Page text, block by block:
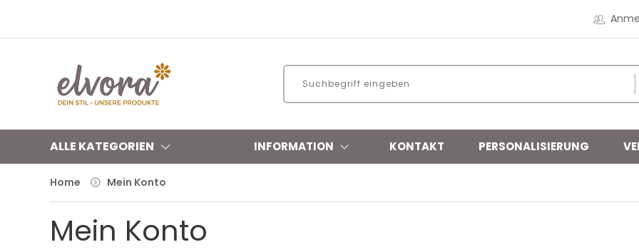
ALLE KATEGORIEN INFORMATION KONTAKT PERSONALISIERUNG
Home Mein Konto
Mein Konto